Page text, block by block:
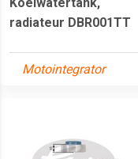
radiateur DBR001TT
Motointegrator